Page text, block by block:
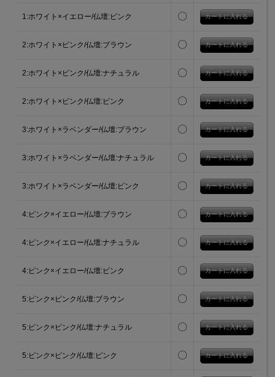
1:ホワイト×イエロー/仏壇:ピンク 〇
2:ホワイト×ピンク/仏壇:ブラウン 〇
2:ホワイト×ピンク/仏壇:ナチュラル 〇
2:ホワイト×ピンク/仏壇:ピンク 〇
3:ホワイト×ラベンダー/仏壇:ブラウン 〇
3:ホワイト×ラベンダー/仏壇:ナチュラル 〇
3:ホワイト×ラベンダー/仏壇:ピンク 〇
4:ピンク×イエロー/仏壇:ブラウン 〇
4:ピンク×イエロー/仏壇:ナチュラル 〇
4:ピンク×イエロー/仏壇:ピンク 〇
5:ピンク×ピンク/仏壇:ブラウン 〇
5:ピンク×ピンク/仏壇:ナチュラル 〇
5:ピンク×ピンク/仏壇:ピンク 〇